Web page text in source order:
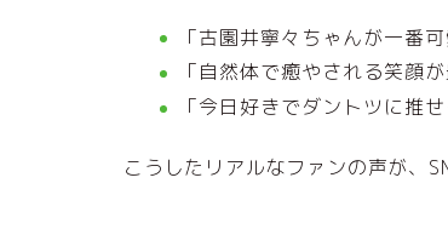
「古園井寧々ちゃんが一番可
「自然体で癒やされる笑顔が
「今日好きでダントツに推せ
こうしたリアルなファンの声が、